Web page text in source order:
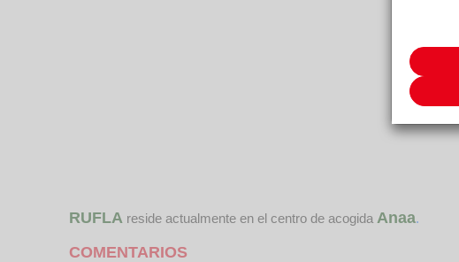
RUFLA reside actualmente en el centro de acogida Anaa.
COMENTARIOS